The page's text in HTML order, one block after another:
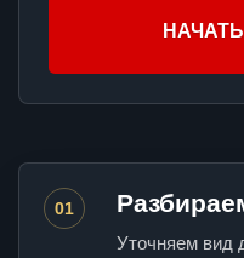
01
Уточняем вид